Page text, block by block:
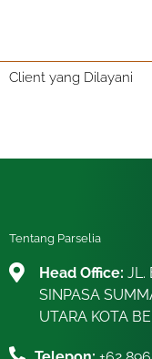
Client yang Dilayani
Tentang Parselia
Head Office: JL.
SINPASA
UTARA KOTA